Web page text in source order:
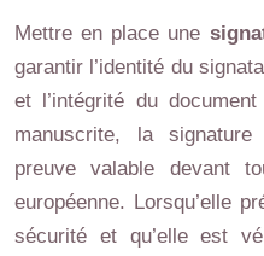
Mettre en place une
garantir l’identité du
et l’intégrité du
manuscrite, la
preuve valable devant
européenne. Lorsqu’elle
sécurité et qu’elle est